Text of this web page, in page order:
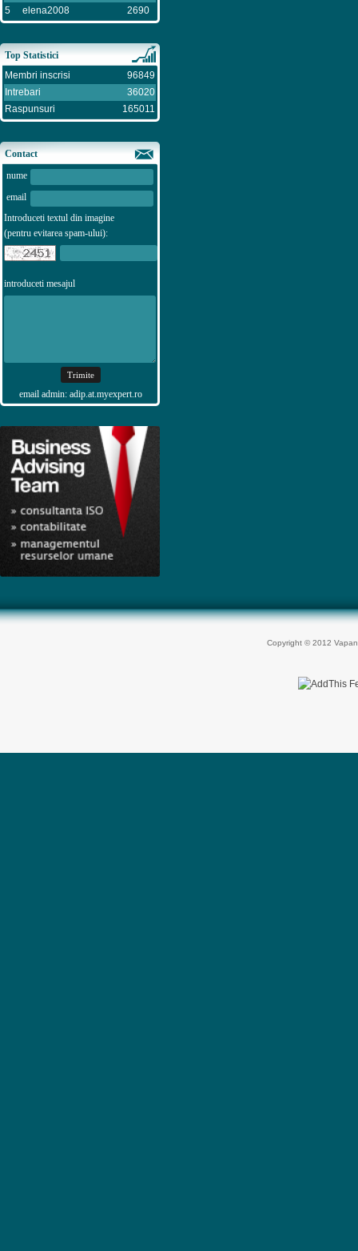
5
elena2008 2690
Top Statistici
Membri inscrisi
96849
Intrebari
36020
Raspunsuri
165011
Contact
nume
email
Introduceti textul din imagine
(pentru evitarea spam-ului):
introduceti mesajul
email admin: adip.at.myexpert.ro
Copyright © 2012